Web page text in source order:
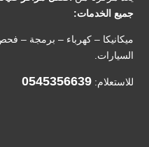
جميع الخدمات:
ميكانيكا – كهرباء – برمجة –
السيارات.
للاستعلام: 0545356639